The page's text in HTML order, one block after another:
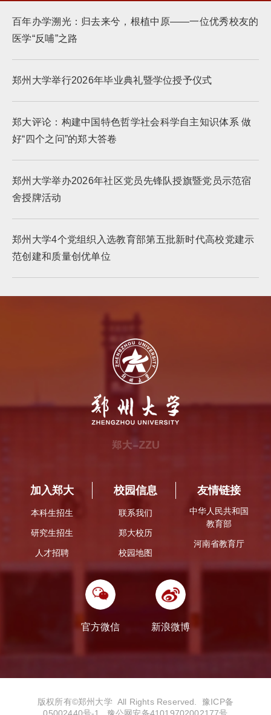
百年办学溯光：归去来兮，根植中原——一位优秀校友的
医学“反哺”之路
郑州大学举行2026年毕业典礼暨学位授予仪式
郑大评论：构建中国特色哲学社会科学自主知识体系 做
好“四个之问”的郑大答卷
郑州大学举办2026年社区党员先锋队授旗暨党员示范宿
舍授牌活动
郑州大学4个党组织入选教育部第五批新时代高校党建示
范创建和质量创优单位
加入郑大
本科生招生
研究生招生
人才招聘
校园信息
联系我们
郑大校历
校园地图
友情链接
中华人民共和国
教育部
河南省教育厅
官方微信 新浪微博
版权所有©️郑州大学 All Rights Reserved.豫ICP备
05002440号-1
豫公网安备41019702002177号